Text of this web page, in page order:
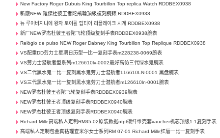
New Factory Roger Dubuis King Tourbillon Top replica Watch RDDBEX0938
新廠NEW 羅傑杜彼王者陀飛輪頂級複刻腕錶 RDDBEX0938
뉴 루이버지니에 왕자 토이휠 탑티어 리플레이크 시계 RDDBEX0938
新厂NEW罗杰杜彼王者陀飞轮顶级复刻手表RDDBEX0938腕表
Relógio de pulso NEW Roger Dabney King Tourbillon Top Replique RDDBEX0938
VS配重DD劳力士星期日历型一比一复刻手表m228238-0069腕表
VS劳力士潜航者型系列m126610lv-0002最好高仿三代绿水鬼腕表
VS二代黑水鬼一比一复刻黑水鬼劳力士潜航者116610LN-0001 黑盘腕表
VS三代黑水鬼一比一复刻黑水鬼劳力士潜航者m126610ln-0001腕表
NEW罗杰杜彼王者陀飞轮复刻手表RDDBEX0939腕表
NEW罗杰杜彼王者顶级复刻手表RDDBEX0940腕表
NEW罗杰杜彼王者顶级复刻手表RDDBEX0940腕表
Richard Mille高端私人定制RM35-02原装数据ntpt碳纤维壳套vaucher机芯顶级1:1复刻手表
高端私人定制包金真钻理查米尔女士系列RM 07-01 Richard Mille红唇一比一复刻手表